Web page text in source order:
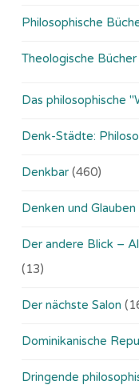
Philosophische
Theologische Bücher
Das philosophische
Denk-Städte:
Denkbar (460)
Denken und Glauben
Der andere Blick –
(13)
Der nächste Salon
Dominikanische
Dringende